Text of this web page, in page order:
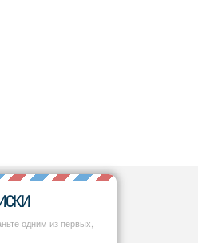
одним из первых,